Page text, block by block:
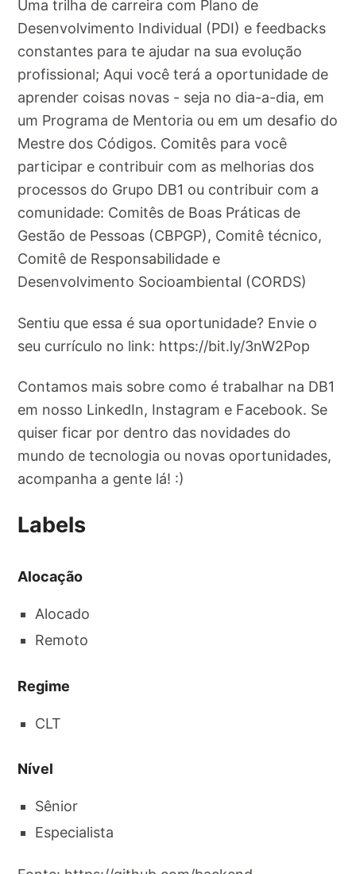
Uma trilha de carreira com Plano de
Desenvolvimento Individual (PDI) e feedbacks
constantes para te ajudar na sua evolução
profissional; Aqui você terá a oportunidade de
aprender coisas novas - seja no dia-a-dia, em
um Programa de Mentoria ou em um desafio do
Mestre dos Códigos. Comitês para você
participar e contribuir com as melhorias dos
processos do Grupo DB1 ou contribuir com a
comunidade: Comitês de Boas Práticas de
Gestão de Pessoas (CBPGP), Comitê técnico,
Comitê de Responsabilidade e
Desenvolvimento Socioambiental (CORDS)
Sentiu que essa é sua oportunidade? Envie o
seu currículo no link: https://bit.ly/3nW2Pop
Contamos mais sobre como é trabalhar na DB1
em nosso LinkedIn, Instagram e Facebook. Se
quiser ficar por dentro das novidades do
mundo de tecnologia ou novas oportunidades,
acompanha a gente lá! :)
Labels
Alocação
Alocado
Remoto
Regime
CLT
Nível
Sênior
Especialista